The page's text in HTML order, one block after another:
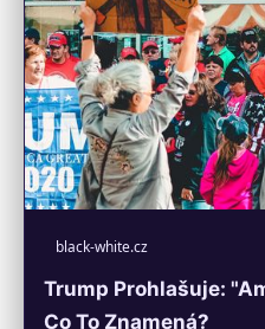
black-white.cz
Trump Prohlašuje:
Co To Znamená?